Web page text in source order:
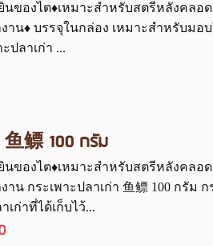
นของไต♦เหมาะสำหรับสตรีหลังคลอด
าน♦ บรรจุในกล่อง เหมาะสำหรับมอ
ปลาเก่า ...
鱼鳔 100 กรัม
นของไต♦เหมาะสำหรับสตรีหลังคลอด
าน กระเพาะปลาเก่า 鱼鳔 100 กรัม
เก่าที่ได้เก็บไว้...